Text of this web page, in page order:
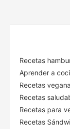
Recetas
Aprender a
Recetas
Recetas
Recetas para
Recetas